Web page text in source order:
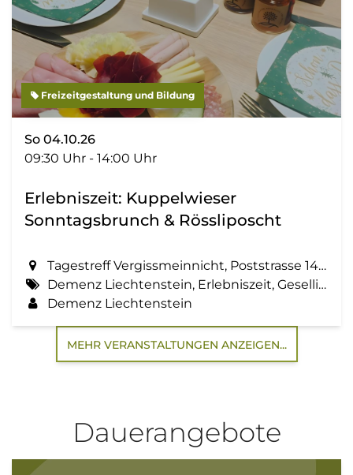
Freizeitgestaltung und Bildung
So 04.10.26
09:30 Uhr - 14:00 Uhr
Erlebniszeit: Kuppelwieser
Sonntagsbrunch & Rössliposcht
Tagestreff Vergissmeinnicht, Poststrasse 14 in Schaan
Demenz Liechtenstein, Erlebniszeit, Geselligkeit, Zemma tua - Senioren gemeinsam aktiv, Brunch, Kutschenfahrt
Demenz Liechtenstein
MEHR VERANSTALTUNGEN ANZEIGEN...
Dauerangebote